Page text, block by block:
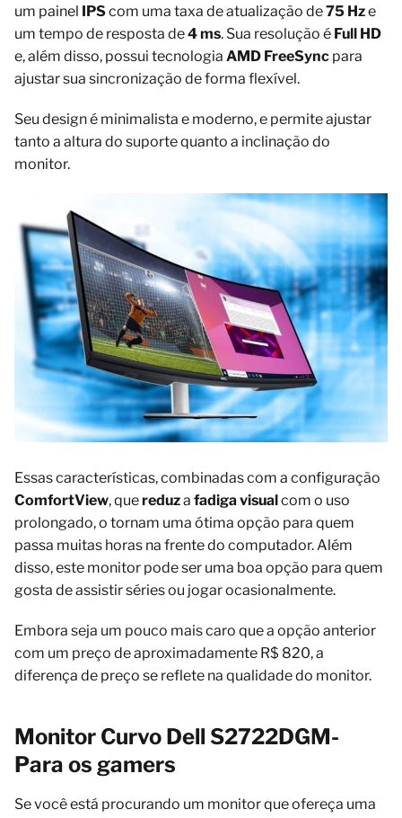
um painel IPScom uma taxa de atualização de75 Hze
um tempo de resposta de4 ms. Sua resolução é Full HD
e, além disso, possui tecnologia AMD FreeSync para
ajustar sua sincronização de forma flexível.
Seu design é minimalista e moderno, e permite ajustar
tanto a altura do suporte quanto a inclinação do
monitor.
Essas características, combinadas com a configuração
ComfortView, quereduza fadiga visualcom o uso
prolongado, o tornam uma ótima opção para quem
passa muitas horas na frente do computador. Além
disso, este monitor pode ser uma boa opção para quem
gosta de assistir séries ou jogar ocasionalmente.
Embora seja um pouco mais caro que a opção anterior
com um preço de aproximadamente R$ 820, a
diferença de preço se reflete na qualidade do monitor.
Monitor Curvo Dell S2722DGM-
Para os gamers
Se você está procurando um monitor que ofereça uma